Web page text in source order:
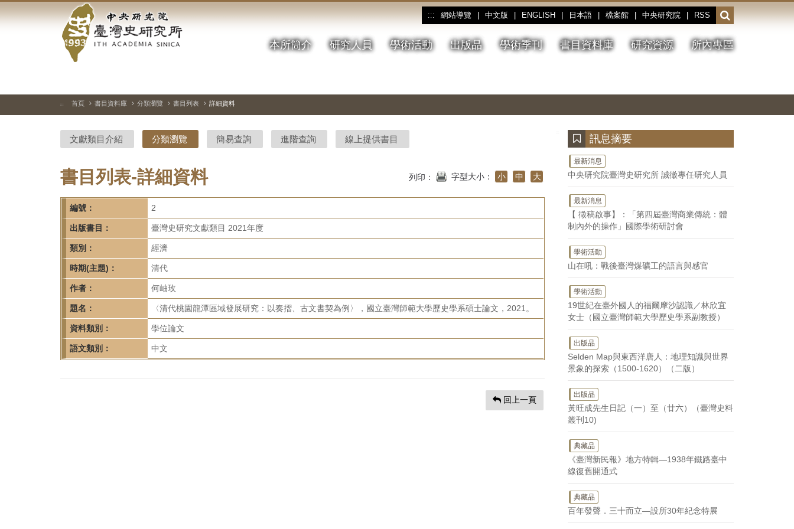
到
中
央
研
院-
臺
灣
史
研
究
所-
首
頁
::: 網站導覽 中文版 ENGLISH 日本語 檔案館 中央研究院 RSS
開
啟
或
收
本所簡介 研究人員 學術活動 出版品 學術季刊 書目資料庫 研究資源 所內專區
停、
圖
圖
結
::: 首頁 書目資料庫 分類瀏覽 書目列表 詳細資料
文獻類目介紹 分類瀏覽 簡易查詢 進階查詢 線上提供書目
書目列表-詳細資料 列印： 字型大小： 小 中 大
編號： 2
出版書目： 臺灣史研究文獻類目 2021年度
類別： 經濟
時期(主題)： 清代
作者： 何岫玫
題名： 〈清代桃園龍潭區域發展研究：以奏摺、古文書契為例〉，國立臺灣師範大學歷史學系碩士論文，2021。
資料類別： 學位論文
語文類別： 中文
回上一頁
訊息摘要
最新消息
中央研究院臺灣史研究所 誠徵專任研究人員
最新消息
【 徵稿啟事】：「第四屆臺灣商業傳統：體
制內外的操作」國際學術研討會
學術活動
山在吼：戰後臺灣煤礦工的語言與感官
學術活動
19世紀在臺外國人的福爾摩沙認識／林欣宜
女士（國立臺灣師範大學歷史學系副教授）
出版品
Selden Map與東西洋唐人：地理知識與世界
景象的探索（1500-1620）（二版）
出版品
黃旺成先生日記（一）至（廿六）（臺灣史料
叢刊10)
典藏品
《臺灣新民報》地方特輯—1938年鐵路臺中
線復舊開通式
典藏品
百年發聲．三十而立—設所30年紀念特展